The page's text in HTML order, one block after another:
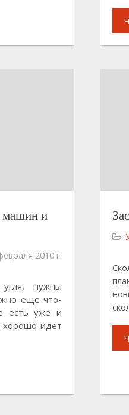
машин и
2010 г.
нужны
еще что-
есть уже и
идет